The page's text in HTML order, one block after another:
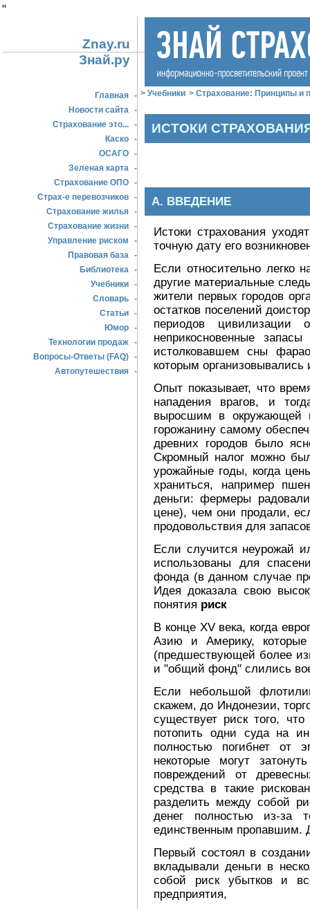
"
Znay.ru
Знай.ру
Главная -
Новости сайта -
Страхование это... -
Каско -
ОСАГО -
Зеленая карта -
Страхование ОПО -
Страх-е перевозчиков -
Страхование жилья -
Страхование жизни -
Управление риском
-
Правовая база -
Библиотека -
Учебники -
Словарь -
Статьи -
Юмор -
Технологии продаж -
Вопросы-Ответы (FAQ) -
Автопутешествия -
> Учебники > Страхование: Принципы и
ИСТОКИ
А. ВВЕДЕНИЕ
Истоки страхования
точную дату его
Если относительно легко
другие материальные
жители первых городов
остатков поселений
периодов
неприкосновенные
истолковавшем сны
которым
Опыт показывает, что
нападения врагов, и
выросшим в окружающей
горожанину самому
древних городов было
Скромный налог можно
урожайные годы, когда
храниться, например
деньги: фермеры
цене), чем они продали,
продовольствия для
Если случится неурожай
использованы для
фонда (в данном случае
Идея доказала свою
понятия риск
В конце XV века, когда
Азию и Америку, которые
(предшествующей более
и "общий фонд" слились
Если небольшой
скажем, до Индонезии,
существует риск того,
потопить одни суда на
полностью погибнет от
некоторые могут
повреждений от
средства в такие
разделить между собой
денег полностью из-за
единственным пропавшим.
Первый состоял в
вкладывали деньги в
собой риск убытков и
предприятия,